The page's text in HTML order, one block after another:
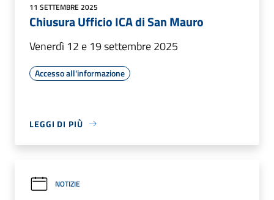
11 SETTEMBRE 2025
Chiusura Ufficio ICA di San Mauro
Venerdì 12 e 19 settembre 2025
Accesso all'informazione
LEGGI DI PIÙ
NOTIZIE